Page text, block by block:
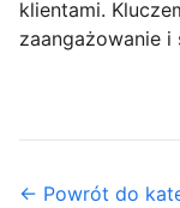
klientami.
zaangażowanie i
← Powrót do